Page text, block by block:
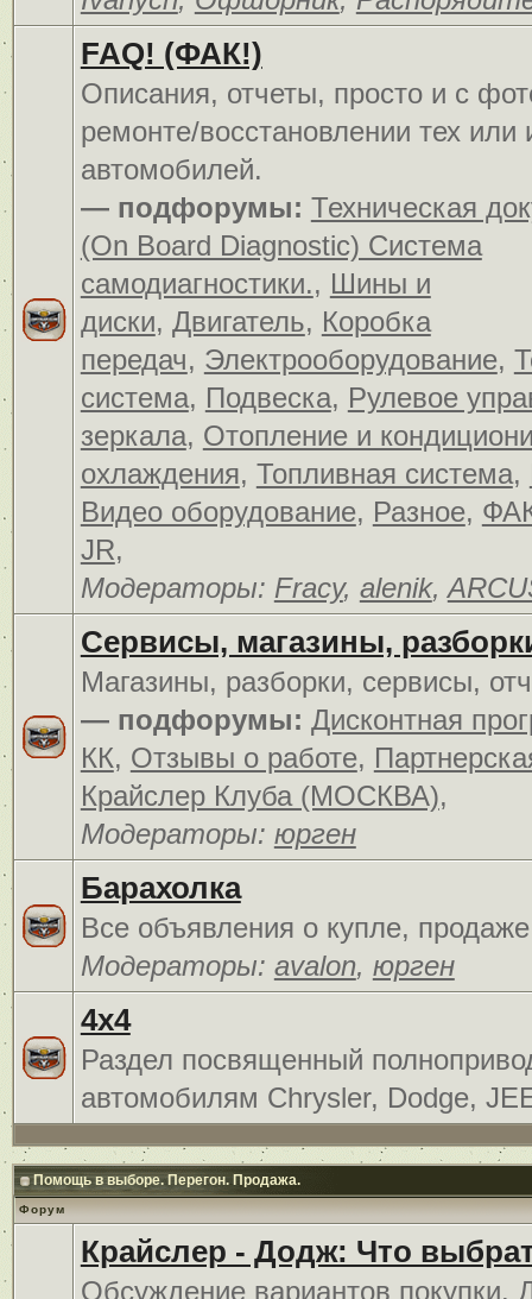
FAQ! (ФАК!)
Описания, отчеты, просто и c
ремонте/восстановлении тех или
автомобилей.
— подфорумы: Техническая
(On Board Diagnostic) Система
самодиагностики., Шины и
диски, Двигатель, Коробка
передач, Электрооборудование,
система, Подвеска, Рулевое
зеркала, Отопление и
охлаждения, Топливная система,
Видео оборудование, Разное,
JR,
Модераторы: Fracy, alenik,
Сервисы, магазины,
Магазины, разборки, сервисы,
— подфорумы: Дисконтная
КК, Отзывы о работе,
Крайслер Клуба (МОСКВА),
Модераторы: юрген
Барахолка
Все объявления о купле,
Модераторы: avalon, юрген
4x4
Раздел посвященный
автомобилям Chrysler, Dodge,
Помощь в выборе. Перегон. Продажа.
Форум
Крайслер - Додж: Что
Обсуждение вариантов покупки.